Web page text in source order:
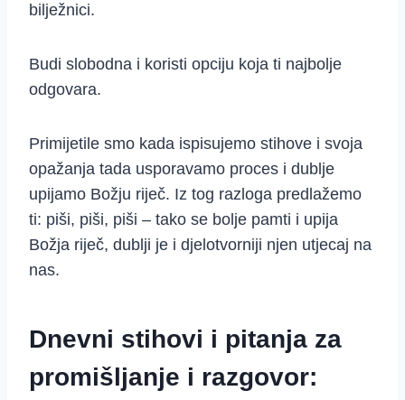
bilježnici.
Budi slobodna i koristi opciju koja ti najbolje
odgovara.
Primijetile smo kada ispisujemo stihove i svoja
opažanja tada usporavamo proces i dublje
upijamo Božju riječ. Iz tog razloga predlažemo
ti: piši, piši, piši – tako se bolje pamti i upija
Božja riječ, dublji je i djelotvorniji njen utjecaj na
nas.
Dnevni stihovi i pitanja za
promišljanje i razgovor: